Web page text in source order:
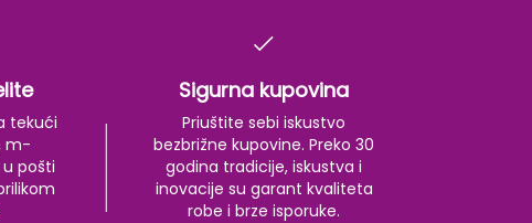
tekući
m-
pošti
Sigurna kupovina
Priuštite sebi iskustvo
bezbrižne kupovine. Preko 30
godina tradicije, iskustva i
inovacije su garant kvaliteta
robe i brze isporuke.